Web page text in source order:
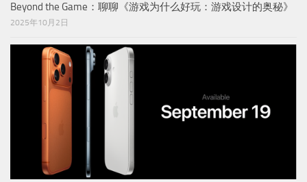
Beyond the Game：聊聊《游戏为什么好玩：游戏设计的奥秘》
2025年10月2日